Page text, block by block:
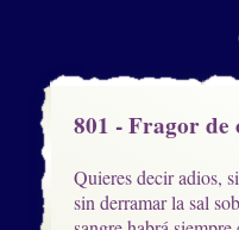
801 - Fragor de
Quieres decir adios,
sin derramar la sal